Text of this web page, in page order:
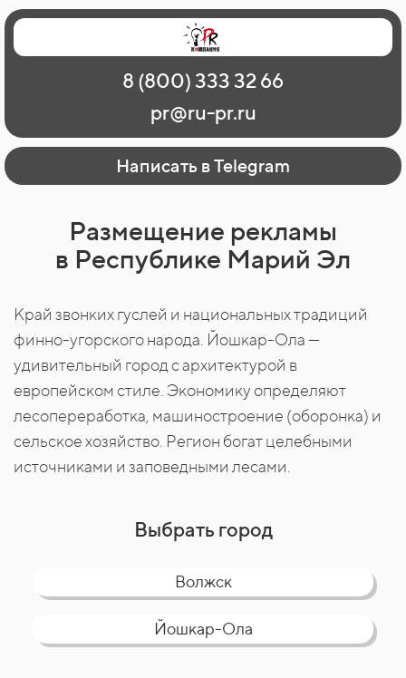
Главная
Наши работы
О рекламе
Регионы
Контакты
8 (800) 333 32 66
pr@ru-pr.ru
Написать в Telegram
Размещение рекламы
в Республике Марий Эл
Край звонких гуслей и национальных традиций
финно-угорского народа. Йошкар-Ола —
удивительный город с архитектурой в
европейском стиле. Экономику определяют
лесопереработка, машиностроение (оборонка) и
сельское хозяйство. Регион богат целебными
источниками и заповедными лесами.
Выбрать город​​​​
Волжск
Йошкар-Ола